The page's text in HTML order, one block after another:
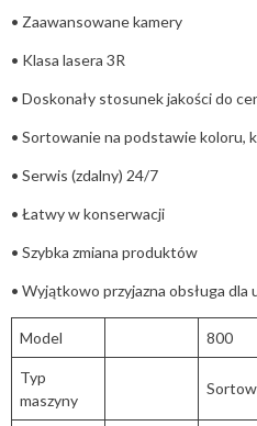
• Zaawansowane kamery
• Klasa lasera 3R
• Doskonały stosunek jakości do
• Sortowanie na podstawie koloru,
• Serwis (zdalny) 24/7
• Łatwy w konserwacji
• Szybka zmiana produktów
• Wyjątkowo przyjazna obsługa dla
Model 800
Typ
maszyny